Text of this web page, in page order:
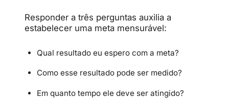
Responder a três perguntas auxilia a
estabelecer uma meta mensurável:
Qual resultado eu espero com a meta?
Como esse resultado pode ser medido?
Em quanto tempo ele deve ser atingido?